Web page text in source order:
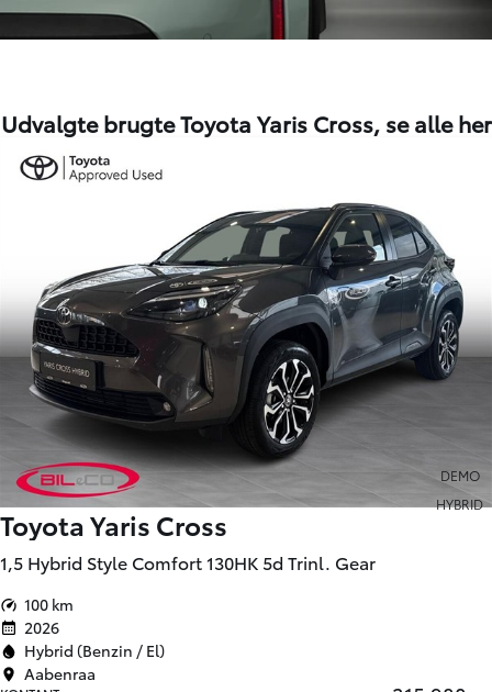
Udvalgte brugte Toyota Yaris Cross,se alle her
DEMO
HYBRID
Toyota Yaris Cross
1,5 Hybrid Style Comfort 130HK 5d Trinl. Gear
100 km
2026
Hybrid (Benzin / El)
Aabenraa